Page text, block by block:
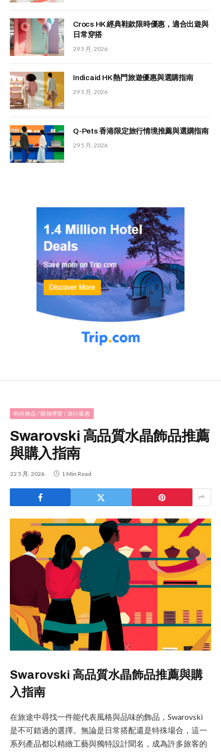
Crocs HK 經典鞋款限時優惠，適合出遊與
日常穿搭
29 5 月, 2026
Indicaid HK 熱門旅遊優惠與選購指南
29 5 月, 2026
Q-Pets 香港限定旅行情境推薦與選購指南
29 5 月, 2026
時尚飾品 / 購物導覽 / 旅行優惠
Swarovski 高品質水晶飾品推薦
與購入指南
22 5 月, 2026 1 Min Read
Swarovski 高品質水晶飾品推薦與購
入指南
在旅途中尋找一件能代表風格與品味的飾品，Swarovski
是不可錯過的選擇。無論是日常搭配還是特殊場合，這一
系列產品都以精緻工藝與獨特設計聞名，成為許多旅客的